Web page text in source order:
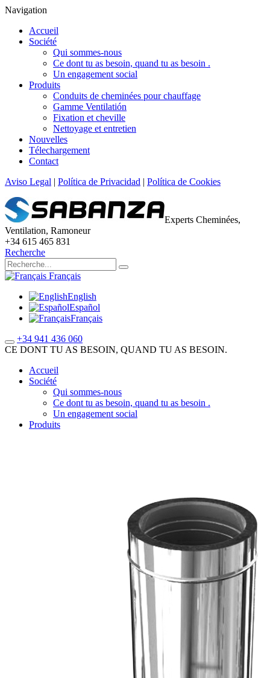
Navigation
Accueil
Société
Qui sommes-nous
Ce dont tu as besoin, quand tu as besoin .
Un engagement social
Produits
Conduits de cheminées pour chauffage
Gamme Ventilatión
Fixation et cheville
Nettoyage et entretien
Nouvelles
Télechargement
Contact
Aviso Legal | Política de Privacidad | Política de Cookies
Experts Cheminées,
Ventilation, Ramoneur
+34 615 465 831
Recherche
Français
English
Español
Français
+34 941 436 060
CE DONT TU AS BESOIN, QUAND TU AS BESOIN.
Accueil
Société
Qui sommes-nous
Ce dont tu as besoin, quand tu as besoin .
Un engagement social
Produits